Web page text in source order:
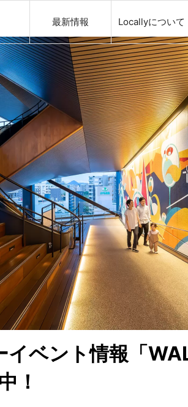
最新情報 Locallyについて
イベント情報「
！